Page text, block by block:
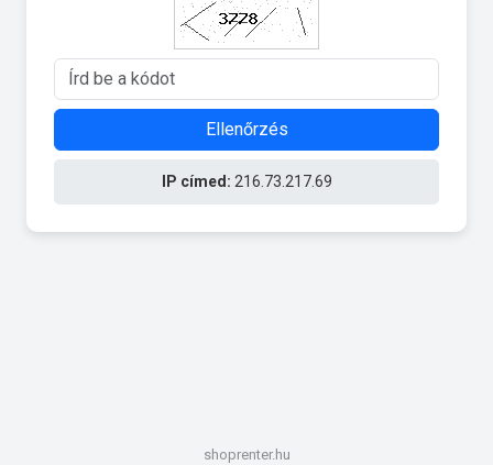
Ellenőrzés
IP címed: 216.73.217.69
shoprenter.hu